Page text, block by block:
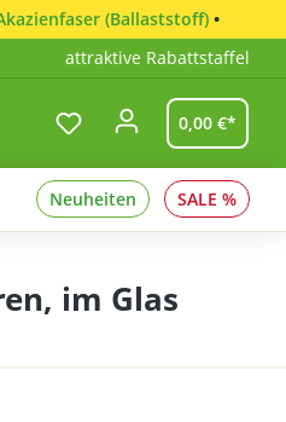
(Ballaststoff) •
attraktive Rabattstaffel
0,00 €*
Neuheiten SALE %
im Glas